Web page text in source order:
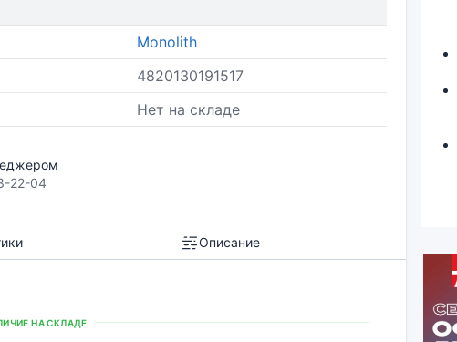
Monolith
4820130191517
Нет на складе
22-04
Описание
НА СКЛАДЕ